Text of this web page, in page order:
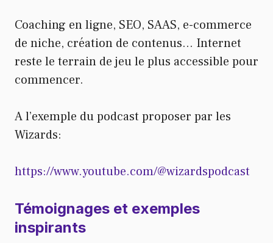
Coaching en ligne, SEO, SAAS, e-commerce
de niche, création de contenus… Internet
reste le terrain de jeu le plus accessible pour
commencer.
A l’exemple du podcast proposer par les
Wizards:
https://www.youtube.com/@wizardspodcast
Témoignages et exemples
inspirants